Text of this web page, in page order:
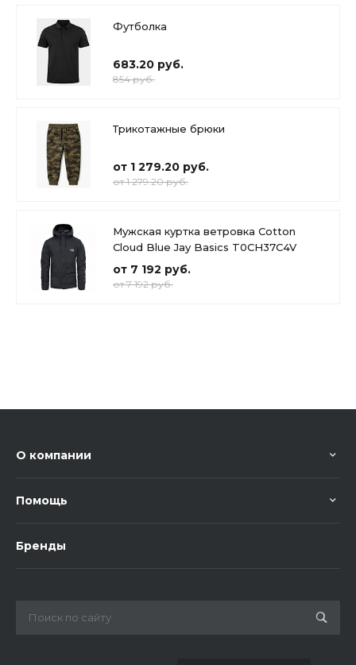
Футболка
683.20 руб.
854 руб.
Трикотажные брюки
от 1 279.20 руб.
от 1 279.20 руб.
Мужская куртка ветровка Cotton
Cloud Blue Jay Basics T0CH37C4V
от 7 192 руб.
от 7 192 руб.
О компании
Помощь
Бренды